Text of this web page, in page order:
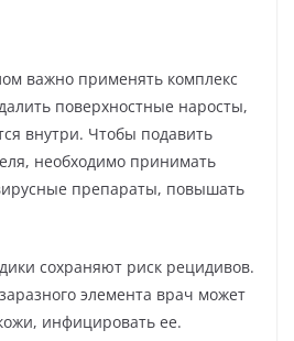
важно применять комплекс
поверхностные наросты,
внутри. Чтобы подавить
необходимо принимать
препараты, повышать
сохраняют риск рецидивов.
элемента врач может
инфицировать ее.